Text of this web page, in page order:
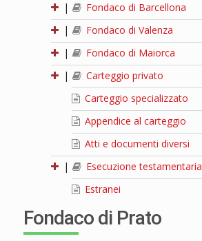
|
Fondaco di Barcellona
|
Fondaco di Valenza
|
Fondaco di Maiorca
|
Carteggio privato
Carteggio specializzato
Appendice al carteggio
Atti e documenti diversi
|
Esecuzione testamentaria
Estranei
Fondaco di Prato